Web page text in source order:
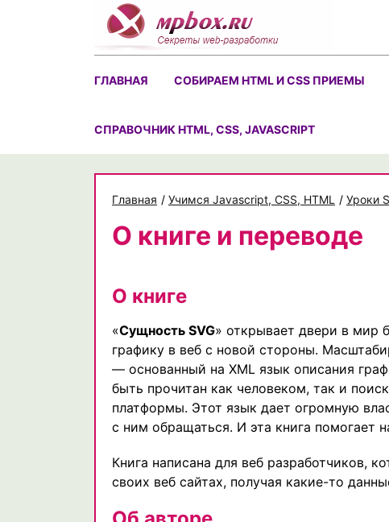
ГЛАВНАЯ СОБИРАЕМ HTML И CSS ПРИЕМЫ
CПРАВОЧНИК HTML, CSS, JAVASCRIPT
Главная / Учимся Javascript, CSS, HTML / Уроки
О книге и переводе
О книге
«Сущность SVG» открывает двери в мир
графику в веб с новой стороны.
— основанный на XML язык описания
быть прочитан как человеком, так и
платформы. Этот язык дает огромную
с ним обращаться. И эта книга помогает
Книга написана для веб разработчиков,
своих веб сайтах, получая какие-то